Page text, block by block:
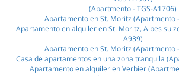
(Apartmento - TGS-A1706)
Apartamento en St. Moritz (Apartmento
Apartamento en alquiler en St. Moritz, Alpes
A939)
Apartamento en St. Moritz (Apartmento
Casa de apartamentos en una zona tranquila
Apartamento en alquiler en Verbier